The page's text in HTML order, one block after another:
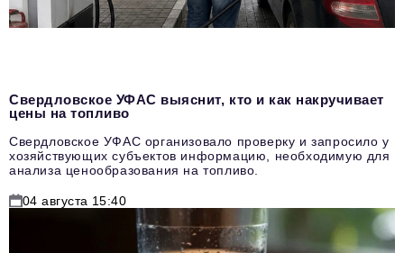
Свердловское УФАС выяснит, кто и как накручивает
цены на топливо
Свердловское УФАС организовало проверку и запросило у
хозяйствующих субъектов информацию, необходимую для
анализа ценообразования на топливо.
04 августа 15:40